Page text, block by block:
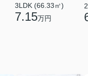
3LDK (66.33㎡)
7.15万円